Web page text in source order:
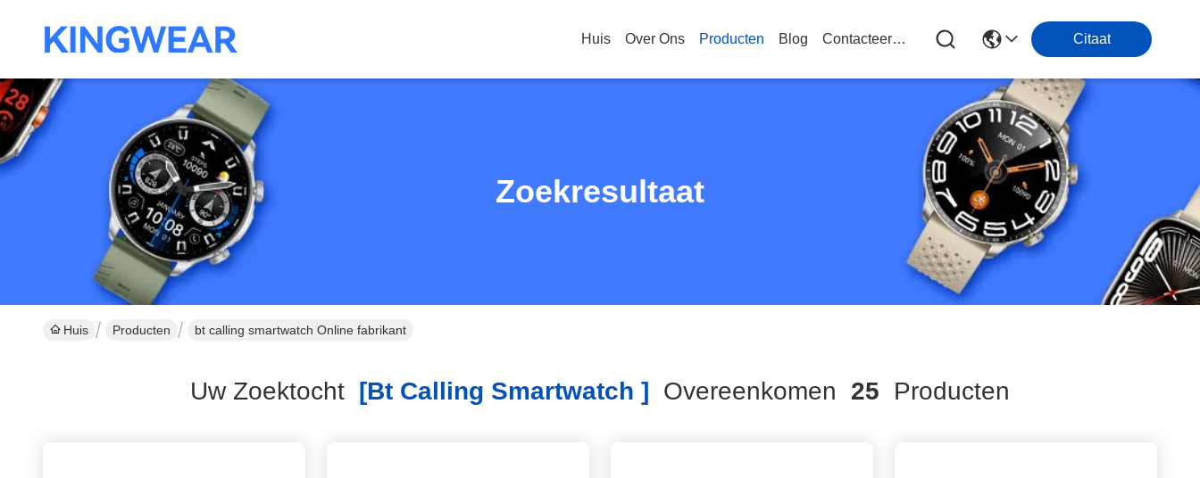
Huis Over Ons Producten Blog Contacteer Ons Citaat
Zoekresultaat
Huis Producten bt calling smartwatch Online fabrikant
Uw Zoektocht [bt Calling Smartwatch ] Overeenkomen 25 Producten